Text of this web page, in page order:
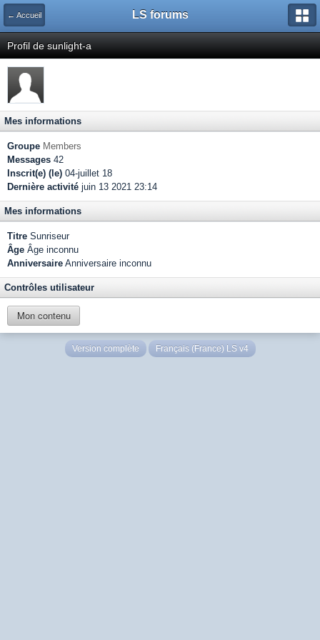
← Accueil LS forums
Profil de sunlight-a
Mes informations
Groupe Members
Messages 42
Inscrit(e) (le) 04-juillet 18
Dernière activité juin 13 2021 23:14
Mes informations
Titre Sunriseur
Âge Âge inconnu
Anniversaire Anniversaire inconnu
Contrôles utilisateur
Mon contenu
Version complète Français (France) LS v4